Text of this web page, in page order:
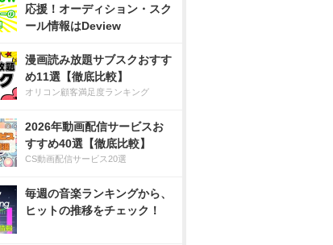
応援！オーディション・スク
ール情報はDeview
漫画読み放題サブスクおすす
め11選【徹底比較】
オリコン顧客満足度ランキング
2026年動画配信サービスお
すすめ40選【徹底比較】
CS動画配信サービス20選
毎週の音楽ランキングから、
ヒットの推移をチェック！